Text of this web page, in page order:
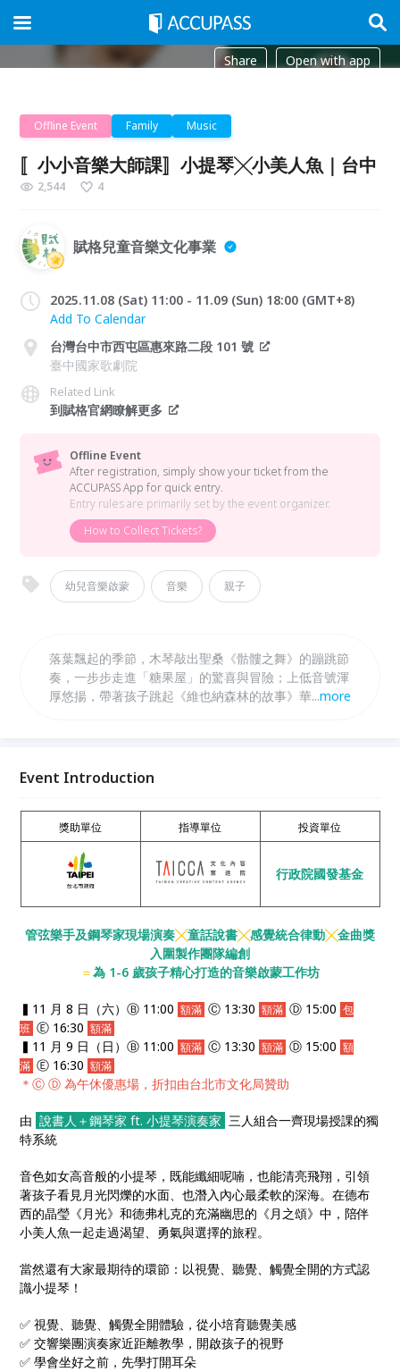
Share Open with app
Offline Event Family Music
〚小小音樂大師課〛小提琴╳小美人魚｜台中
2,544 4
賦格兒童音樂文化事業
2025.11.08 (Sat) 11:00 - 11.09 (Sun) 18:00 (GMT+8)
Add To Calendar
台灣台中市西屯區惠來路二段 101 號
臺中國家歌劇院
Related Link
到賦格官網瞭解更多
Offline Event
After registration, simply show your ticket from the
ACCUPASS App for quick entry.
Entry rules are primarily set by the event organizer.
How to Collect Tickets?
幼兒音樂啟蒙 音樂 親子
落葉飄起的季節，木琴敲出聖桑《骷髏之舞》的蹦跳節
奏，一步步走進「糖果屋」的驚喜與冒險；上低音號渾
厚悠揚，帶著孩子跳起《維也納森林的故事》華爾滋；
在星光下綻放光芒。 今秋，帶著孩子一起認識哈查圖
趣與蓋希文的瀟灑不羈，走進繽紛多變的音樂世界。
...more
Event Introduction
獎助單位 指導單位 投資單位
行政院國發基金
管弦樂手及鋼琴家現場演奏╳童話說書╳感覺統合律動╳金曲獎
入圍製作團隊編創
＝為 1-6 歲孩子精心打造的音樂啟蒙工作坊
▍11 月 8 日（六）Ⓑ 11:00 額滿 Ⓒ 13:30 額滿 Ⓓ 15:00 包
班 Ⓔ 16:30 額滿
▍11 月 9 日（日）Ⓑ 11:00 額滿 Ⓒ 13:30 額滿 Ⓓ 15:00 額
滿 Ⓔ 16:30 額滿
＊Ⓒ Ⓓ 為午休優惠場，折扣由台北市文化局贊助
由 說書人＋鋼琴家 ft. 小提琴演奏家 三人組合一齊現場授課的獨
特系統
音色如女高音般的小提琴，既能纖細呢喃，也能清亮飛翔，引領
著孩子看見月光閃爍的水面、也潛入內心最柔軟的深海。在德布
西的晶瑩《月光》和德弗札克的充滿幽思的《月之頌》中，陪伴
小美人魚一起走過渴望、勇氣與選擇的旅程。
當然還有大家最期待的環節：以視覺、聽覺、觸覺全開的方式認
識小提琴！
✅ 視覺、聽覺、觸覺全開體驗，從小培育聽覺美感
✅ 交響樂團演奏家近距離教學，開啟孩子的視野
✅ 學會坐好之前，先學打開耳朵